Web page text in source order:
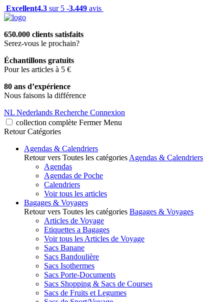
Excellent4.3 sur 5 -3.449 avis
650.000 clients satisfaits
Serez-vous le prochain?
Échantillons gratuits
Pour les articles à 5 €
80 ans d’expérience
Nous faisons la différence
NL Nederlands Recherche Connexion
collection complète Fermer Menu
Retour Catégories
Agendas & Calendriers
Retour vers Toutes les catégories Agendas & Calendriers
Agendas
Agendas de Poche
Calendriers
Voir tous les articles
Bagages & Voyages
Retour vers Toutes les catégories Bagages & Voyages
Articles de Voyage
Etiquettes a Bagages
Voir tous les Articles de Voyage
Sacs Banane
Sacs Bandoulière
Sacs Isothermes
Sacs Porte-Documents
Sacs Shopping & Sacs de Courses
Sacs de Fruits et Legumes